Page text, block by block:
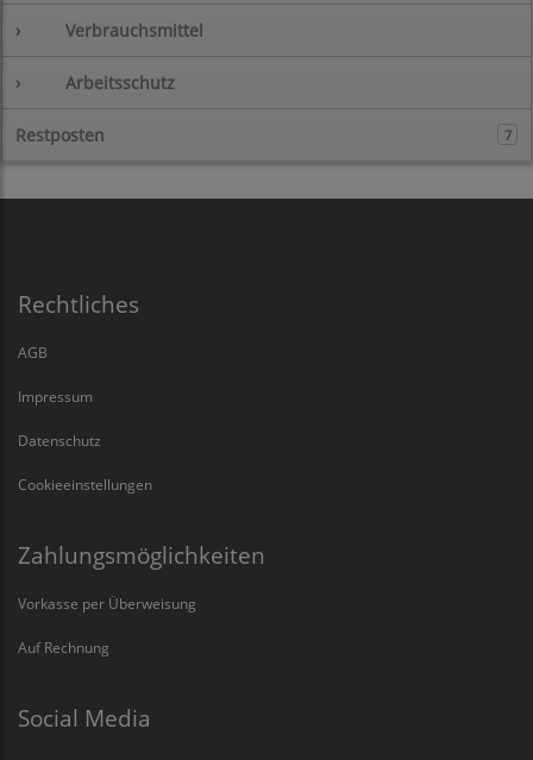
› Verbrauchsmittel
› Arbeitsschutz
Restposten 7
Rechtliches
AGB
Impressum
Datenschutz
Cookieeinstellungen
Zahlungsmöglichkeiten
Vorkasse per Überweisung
Auf Rechnung
Social Media